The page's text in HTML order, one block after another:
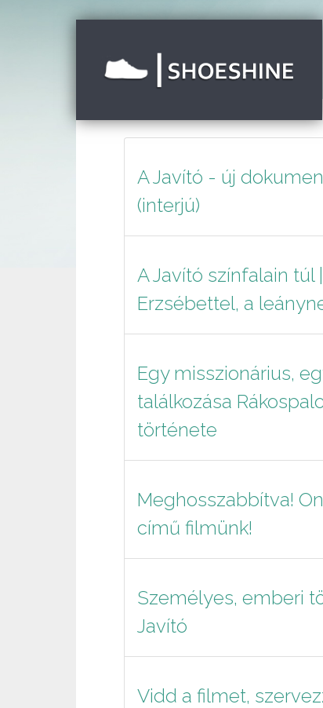
A Javító - új
(interjú)
A Javító színfalain túl
Erzsébettel, a
Egy misszionárius,
találkozása
története
Meghosszabbítva!
című filmünk!
Személyes, emberi
Javító
Vidd a filmet,